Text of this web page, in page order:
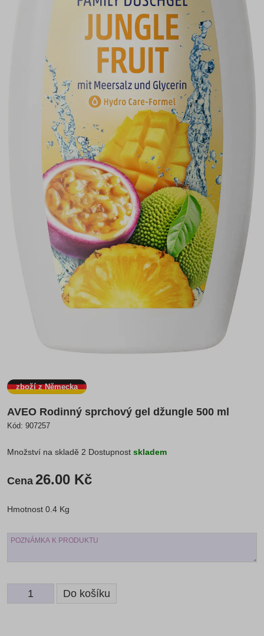
zboží z Německa
AVEO Rodinný sprchový gel džungle 500 ml
Kód: 907257
Množství na skladě 2 Dostupnost skladem
Cena 26.00 Kč
Hmotnost 0.4 Kg